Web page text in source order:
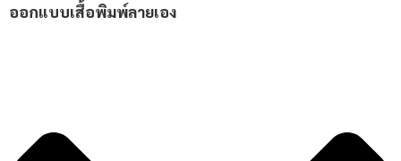
ออกแบบเสื้อพิมพ์ลายเอง